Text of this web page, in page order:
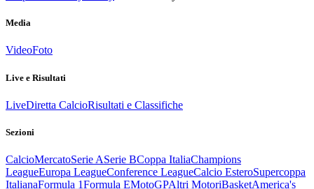
Media
VideoFoto
Live e Risultati
LiveDiretta CalcioRisultati e Classifiche
Sezioni
CalcioMercatoSerie ASerie BCoppa ItaliaChampions
LeagueEuropa LeagueConference LeagueCalcio EsteroSupercoppa
ItalianaFormula 1Formula EMotoGPAltri MotoriBasketAmerica's